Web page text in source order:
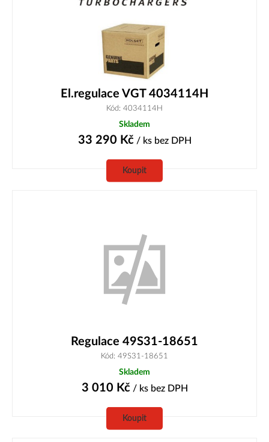
El.regulace VGT 4034114H
Kód: 4034114H
Skladem
33 290 Kč/ ks bez DPH
Koupit
Regulace 49S31-18651
Kód: 49S31-18651
Skladem
3 010 Kč/ ks bez DPH
Koupit